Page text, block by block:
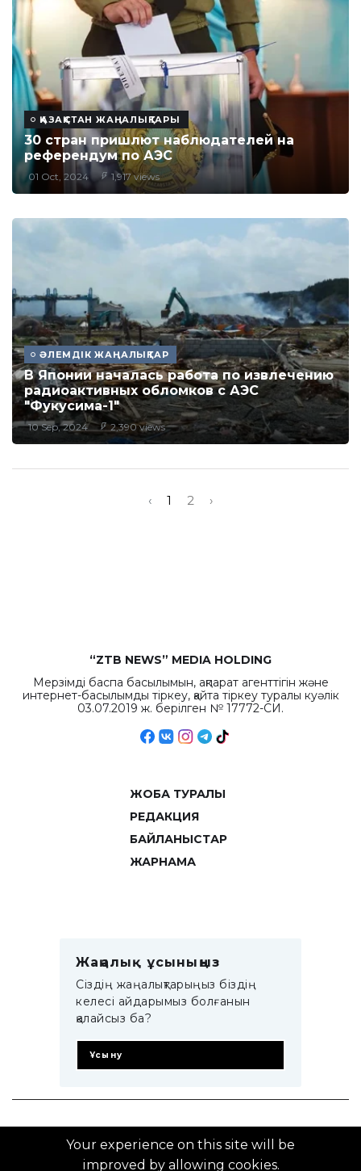
ҚАЗАҚСТАН ЖАҢАЛЫҚТАРЫ
30 стран пришлют наблюдателей на
референдум по АЭС
01 Oct, 2024 1,917 views
ӘЛЕМДІК ЖАҢАЛЫҚТАР
В Японии началась работа по извлечению
радиоактивных обломков с АЭС
"Фукусима-1"
10 Sep, 2024 2,390 views
‹ 1 2 ›
“ZTB NEWS” MEDIA HOLDING
Мерзімді баспа басылымын, ақпарат агенттігін және
интернет-басылымды тіркеу, қайта тіркеу туралы куәлік
03.07.2019 ж. берілген № 17772-СИ.
ЖОБА ТУРАЛЫ
РЕДАКЦИЯ
БАЙЛАНЫСТАР
ЖАРНАМА
Жаңалық ұсыныңыз
Сіздің жаңалықтарыңыз біздің
келесі айдарымыз болғанын
қалайсыз ба?
Ұсыну
© 2014–2025 ZTB.KZ
Your experience on this site will be
improved by allowing cookies.